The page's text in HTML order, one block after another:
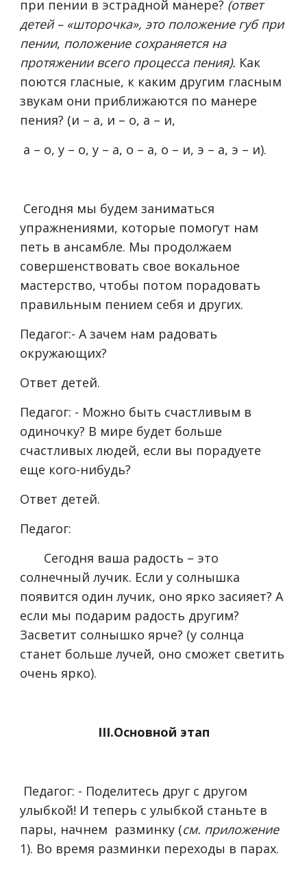
при пении в эстрадной манере? (ответ
детей – «шторочка», это положение губ при
пении, положение сохраняется на
протяжении всего процесса пения). Как
поются гласные, к каким другим гласным
звукам они приближаются по манере
пения? (и – а, и – о, а – и,
а – о, у – о, у – а, о – а, о – и, э – а, э – и).
Сегодня мы будем заниматься
упражнениями, которые помогут нам
петь в ансамбле. Мы продолжаем
совершенствовать свое вокальное
мастерство, чтобы потом порадовать
правильным пением себя и других.
Педагог:- А зачем нам радовать
окружающих?
Ответ детей.
Педагог: - Можно быть счастливым в
одиночку? В мире будет больше
счастливых людей, если вы порадуете
еще кого-нибудь?
Ответ детей.
Педагог:
Сегодня ваша радость – это
солнечный лучик. Если у солнышка
появится один лучик, оно ярко засияет? А
если мы подарим радость другим?
Засветит солнышко ярче? (у солнца
станет больше лучей, оно сможет светить
очень ярко).
III.Основной этап
Педагог: - Поделитесь друг с другом
улыбкой! И теперь с улыбкой станьте в
пары, начнем разминку (см. приложение
1). Во время разминки переходы в парах.